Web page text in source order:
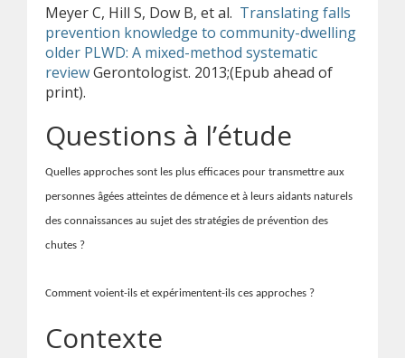
Meyer C, Hill S, Dow B, et al. Translating falls
prevention knowledge to community-dwelling
older PLWD: A mixed-method systematic
reviewGerontologist. 2013;(Epub ahead of
print).
Questions à l’étude
Quelles approches sont les plus efficaces pour transmettre aux
personnes âgées atteintes de démence et à leurs aidants naturels
des connaissances au sujet des stratégies de prévention des
chutes ?
Comment voient-ils et expérimentent-ils ces approches ?
Contexte